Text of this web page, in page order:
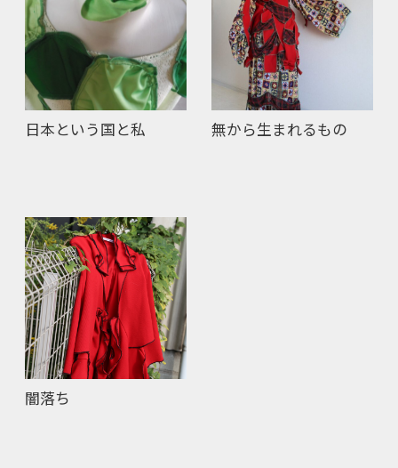
日本という国と私 無から生まれるもの
闇落ち